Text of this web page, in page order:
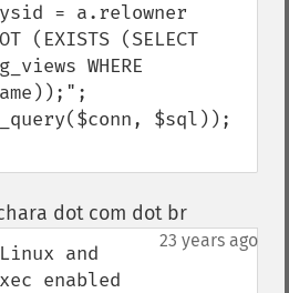
= a.relowner
WHERE
dot com dot br¶
23 years ago
and
enabled